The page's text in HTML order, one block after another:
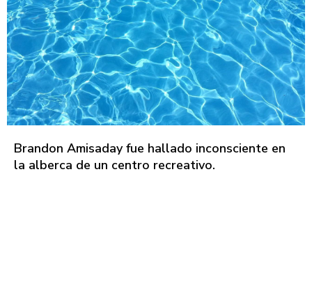
Brandon Amisaday fue hallado inconsciente en
la alberca de un centro recreativo.